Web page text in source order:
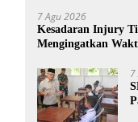
7 Agu 2026
Kesadaran Injury
Mengingatkan